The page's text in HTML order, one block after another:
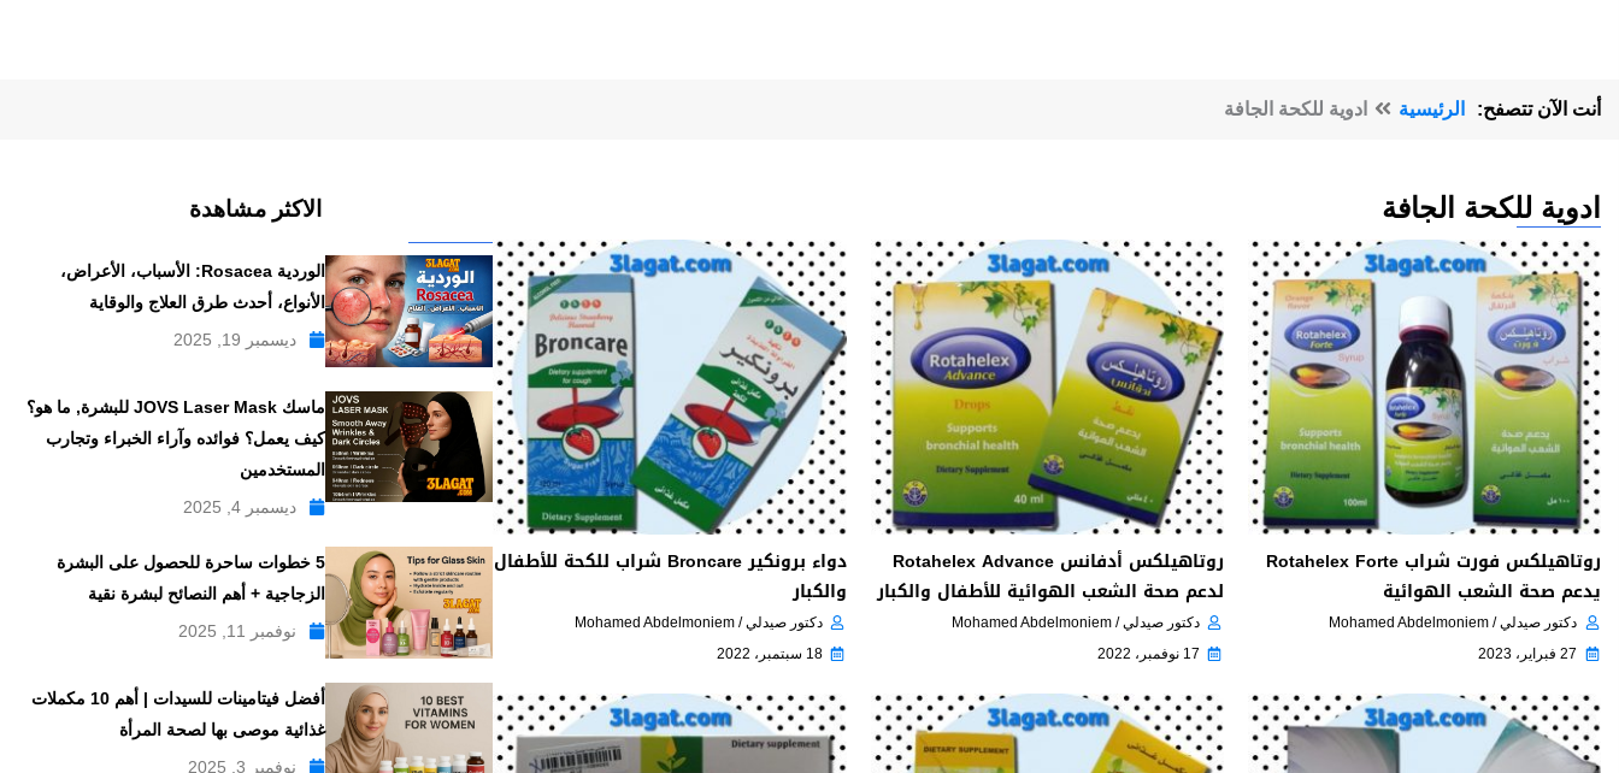
أنت الآن تتصفح: الرئيسية ادوية للكحة الجافة
ادوية للكحة الجافة
روتاهيلكس فورت شراب Rotahelex Forte
يدعم صحة الشعب الهوائية
دكتور صيدلي / Mohamed Abdelmoniem
27 فبراير، 2023
روتاهيلكس أدفانس Rotahelex Advance
لدعم صحة الشعب الهوائية للأطفال والكبار
دكتور صيدلي / Mohamed Abdelmoniem
17 نوفمبر، 2022
دواء برونكير Broncare شراب للكحة للأطفال
والكبار
دكتور صيدلي / Mohamed Abdelmoniem
18 سبتمبر، 2022
الاكثر مشاهدة
الوردية Rosacea: الأسباب، الأعراض،
الأنواع، أحدث طرق العلاج والوقاية
ديسمبر 19, 2025
ماسك JOVS Laser Mask للبشرة, ما هو؟
كيف يعمل؟ فوائده وآراء الخبراء وتجارب
المستخدمين
ديسمبر 4, 2025
5 خطوات ساحرة للحصول على البشرة
الزجاجية + أهم النصائح لبشرة نقية
نوفمبر 11, 2025
أفضل فيتامينات للسيدات | أهم 10 مكملات
غذائية موصى بها لصحة المرأة
نوفمبر 3, 2025